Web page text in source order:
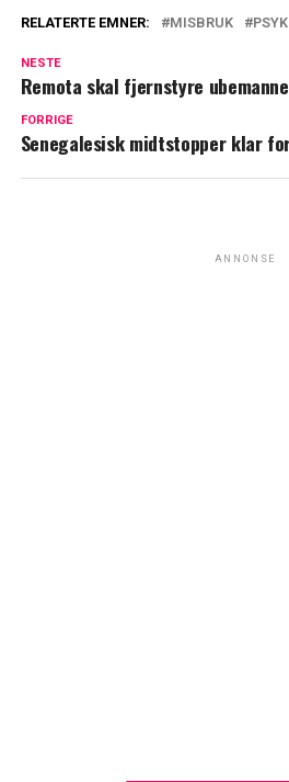
RELATERTE EMNER: MISBRUK
NESTE
Remota skal fjernstyre
FORRIGE
Senegalesisk midtstopper klar
ANNONSE